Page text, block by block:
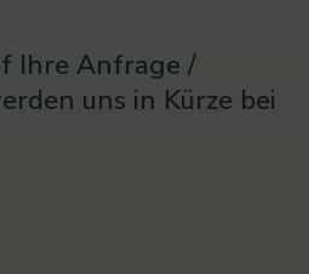
Ihre Anfrage /
uns in Kürze bei